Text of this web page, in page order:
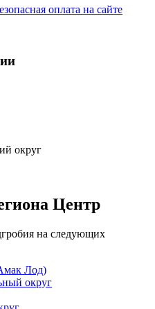
оплата на сайте
округ
Центр
на следующих
Лод)
округ